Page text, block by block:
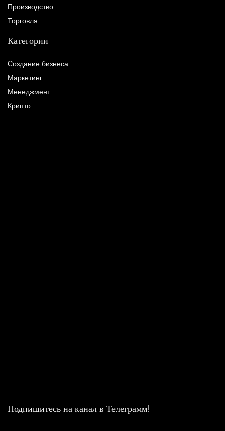
Производство
Торговля
Категории
Создание бизнеса
Маркетинг
Менеджмент
Крипто
Подпишитесь на канал в Телеграмм!